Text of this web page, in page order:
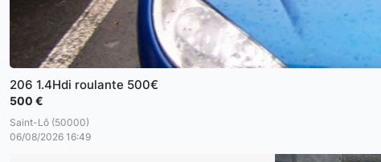
206 1.4Hdi roulante 500€
500 €
Saint-Lô (50000)
06/08/2026 16:49